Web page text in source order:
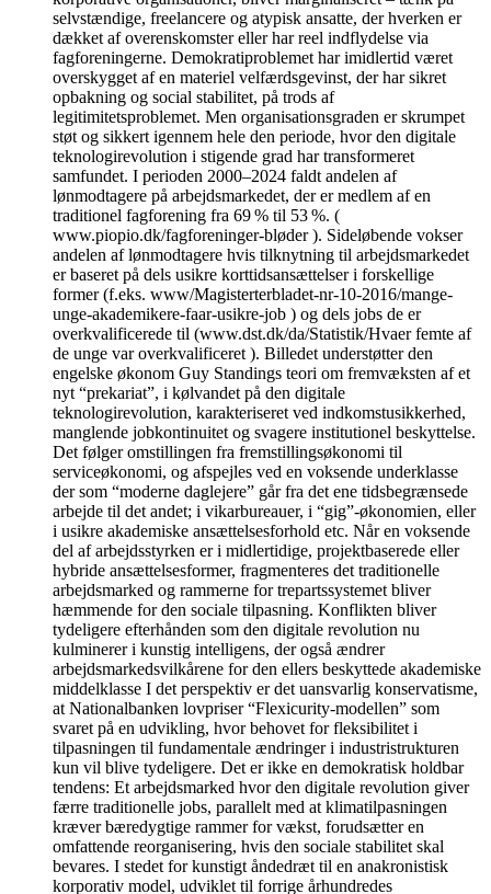
selvstændige, freelancere og atypisk ansatte, der hverken er
dækket af overenskomster eller har reel indflydelse via
fagforeningerne. Demokratiproblemet har imidlertid været
overskygget af en materiel velfærdsgevinst, der har sikret
opbakning og social stabilitet, på trods af
legitimitetsproblemet. Men organisationsgraden er skrumpet
støt og sikkert igennem hele den periode, hvor den digitale
teknologirevolution i stigende grad har transformeret
samfundet. I perioden 2000–2024 faldt andelen af
lønmodtagere på arbejdsmarkedet, der er medlem af en
traditionel fagforening fra 69 % til 53 %. (
www.piopio.dk/fagforeninger-bløder ). Sideløbende vokser
andelen af lønmodtagere hvis tilknytning til arbejdsmarkedet
er baseret på dels usikre korttidsansættelser i forskellige
former (f.eks. www/Magisterterbladet-nr-10-2016/mange-
unge-akademikere-faar-usikre-job ) og dels jobs de er
overkvalificerede til (www.dst.dk/da/Statistik/Hvaer femte af
de unge var overkvalificeret ). Billedet understøtter den
engelske økonom Guy Standings teori om fremvæksten af et
nyt “prekariat”, i kølvandet på den digitale
teknologirevolution, karakteriseret ved indkomstusikkerhed,
manglende jobkontinuitet og svagere institutionel beskyttelse.
Det følger omstillingen fra fremstillingsøkonomi til
serviceøkonomi, og afspejles ved en voksende underklasse
der som “moderne daglejere” går fra det ene tidsbegrænsede
arbejde til det andet; i vikarbureauer, i “gig”-økonomien, eller
i usikre akademiske ansættelsesforhold etc. Når en voksende
del af arbejdsstyrken er i midlertidige, projektbaserede eller
hybride ansættelsesformer, fragmenteres det traditionelle
arbejdsmarked og rammerne for trepartssystemet bliver
hæmmende for den sociale tilpasning. Konflikten bliver
tydeligere efterhånden som den digitale revolution nu
kulminerer i kunstig intelligens, der også ændrer
arbejdsmarkedsvilkårene for den ellers beskyttede akademiske
middelklasse I det perspektiv er det uansvarlig konservatisme,
at Nationalbanken lovpriser “Flexicurity-modellen” som
svaret på en udvikling, hvor behovet for fleksibilitet i
tilpasningen til fundamentale ændringer i industristrukturen
kun vil blive tydeligere. Det er ikke en demokratisk holdbar
tendens: Et arbejdsmarked hvor den digitale revolution giver
færre traditionelle jobs, parallelt med at klimatilpasningen
kræver bæredygtige rammer for vækst, forudsætter en
omfattende reorganisering, hvis den sociale stabilitet skal
bevares. I stedet for kunstigt åndedræt til en anakronistisk
korporativ model, udviklet til forrige århundredes